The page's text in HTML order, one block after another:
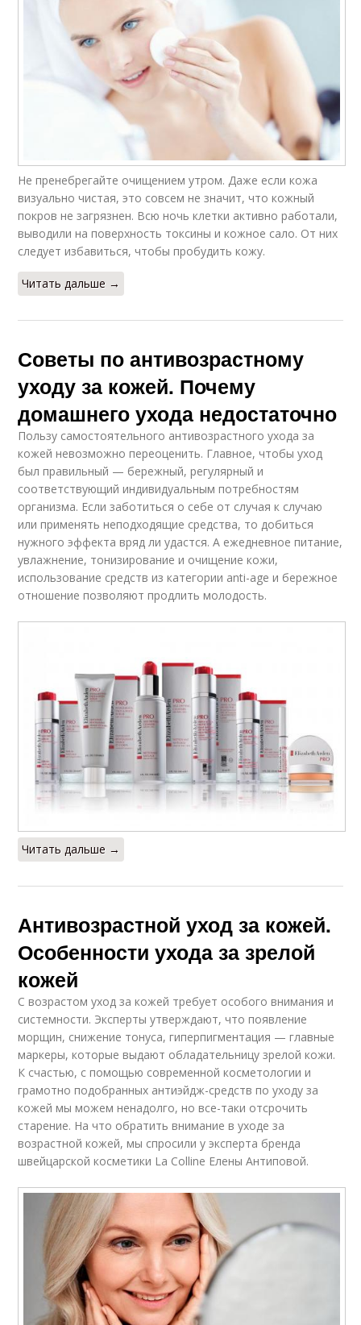
Не пренебрегайте очищением утром. Даже если кожа
визуально чистая, это совсем не значит, что кожный
покров не загрязнен. Всю ночь клетки активно работали,
выводили на поверхность токсины и кожное сало. От них
следует избавиться, чтобы пробудить кожу.
Читать дальше →
Советы по антивозрастному
уходу за кожей. Почему
домашнего ухода недостаточно
Пользу самостоятельного антивозрастного ухода за
кожей невозможно переоценить. Главное, чтобы уход
был правильный — бережный, регулярный и
соответствующий индивидуальным потребностям
организма. Если заботиться о себе от случая к случаю
или применять неподходящие средства, то добиться
нужного эффекта вряд ли удастся. А ежедневное питание,
увлажнение, тонизирование и очищение кожи,
использование средств из категории anti-age и бережное
отношение позволяют продлить молодость.
Читать дальше →
Антивозрастной уход за кожей.
Особенности ухода за зрелой
кожей
С возрастом уход за кожей требует особого внимания и
системности. Эксперты утверждают, что появление
морщин, снижение тонуса, гиперпигментация — главные
маркеры, которые выдают обладательницу зрелой кожи.
К счастью, с помощью современной косметологии и
грамотно подобранных антиэйдж-средств по уходу за
кожей мы можем ненадолго, но все-таки отсрочить
старение. На что обратить внимание в уходе за
возрастной кожей, мы спросили у эксперта бренда
швейцарской косметики La Colline Елены Антиповой.